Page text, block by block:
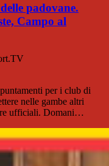
padovane.
Campo al
per i club di
nelle gambe altri
ufficiali. Domani…